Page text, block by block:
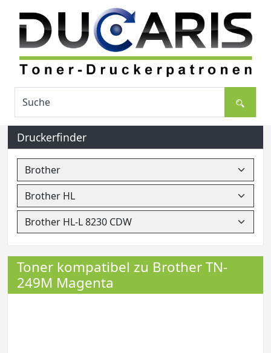
Druckerfinder
Toner kompatibel zu Brother TN-
249M Magenta